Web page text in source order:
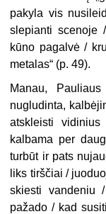
pakyla vis
slepianti scenoje
kūno pagalvė /
metalas“ (p. 49).
Manau,
nugludinta,
atskleisti
kalbama per
turbūt ir pats
liks tirščiai /
skiesti
pažado / kad